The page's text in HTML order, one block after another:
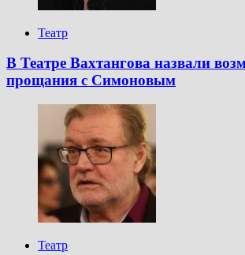
Театр
В Театре Вахтангова назвали
прощания с Симоновым
Театр